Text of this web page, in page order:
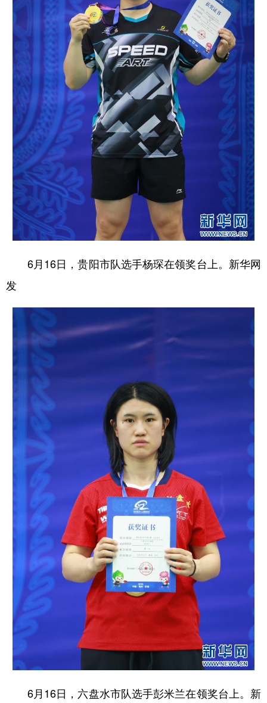
Deutsch Português
6月16日，贵阳市队选手杨琛在领奖台上。新华网
发
6月16日，六盘水市队选手彭米兰在领奖台上。新